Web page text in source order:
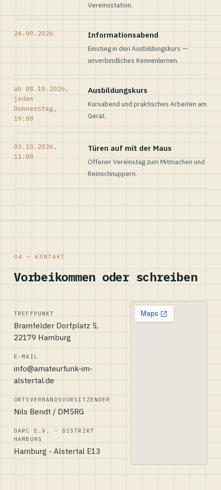
Vereinsstation.
24.09.2026 Informationsabend
Einstieg in den Ausbildungskurs —
unverbindliches Kennenlernen.
ab 08.10.2026,
jeden
Donnerstag,
19:00
Ausbildungskurs
Kursabend und praktisches Arbeiten am
Gerät.
03.10.2026,
11:00
Türen auf mit der Maus
Offener Vereinstag zum Mitmachen und
Reinschnuppern.
04 — KONTAKT
Vorbeikommen oder schreiben
TREFFPUNKT
Bramfelder Dorfplatz 5,
22179 Hamburg
E-MAIL
info@amateurfunk-im-
alstertal.de
ORTSVERBANDSVORSITZENDER
Nils Bendt / DM5RG
DARC E.V. - DISTRIKT
HAMBURG
Hamburg - Alstertal E13